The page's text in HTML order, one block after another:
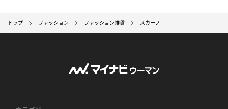
トップ ファッション ファッション雑貨 スカーフ